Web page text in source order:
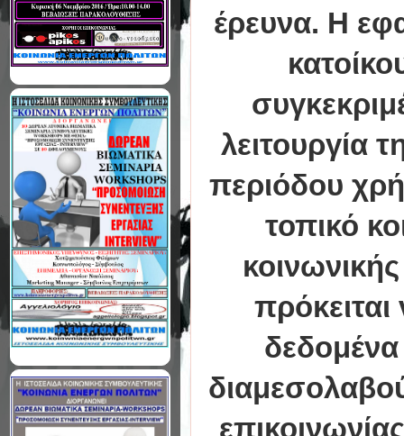
έρευνα. Η
λειτουργία
περιόδου
τοπικό